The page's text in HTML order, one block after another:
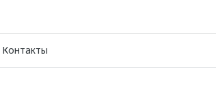
Контакты